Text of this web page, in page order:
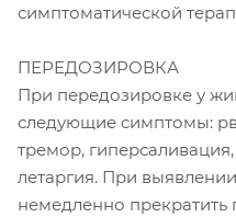
симптоматической
ПЕРЕДОЗИРОВКА
При передозировке у
следующие симптомы:
тремор,
летаргия. При
немедленно прекратить